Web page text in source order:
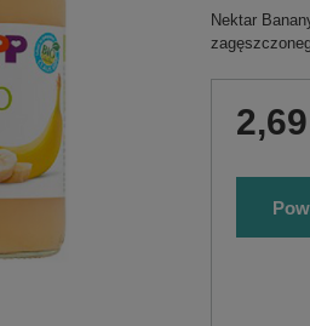
Nektar